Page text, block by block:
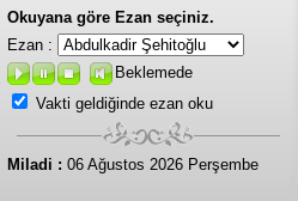
Okuyana göre Ezan seçiniz.
Ezan :
Beklemede
Vakti geldiğinde ezan oku
Miladi : 06 Ağustos 2026 Perşembe